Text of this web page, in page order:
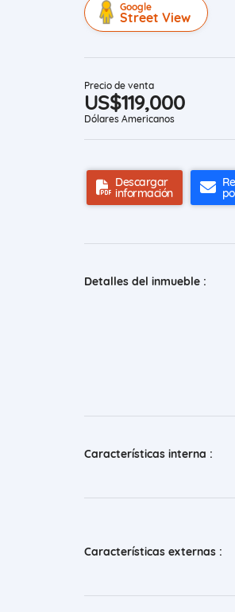
Google
Street View
Precio de venta
US$119,000
Dólares Americanos
Descargar
información
Detalles del inmueble :
Características interna :
Características externas :